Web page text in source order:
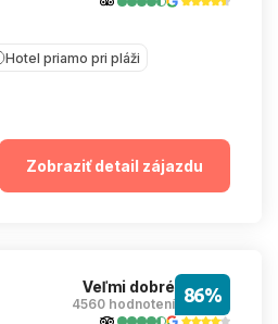
Hotel priamo pri pláži
Zobraziť detail zájazdu
Veľmi dobré
4560 hodnotení 86%